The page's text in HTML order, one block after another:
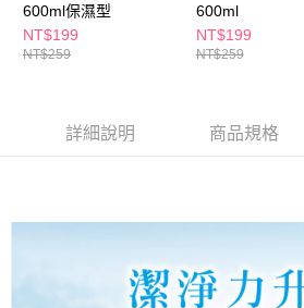
１．透過由恩沛科技股份有限公司提供之「
易，需依本服務之必要範圍內提供個人資料，並
權轉讓予恩沛科技股份有限公司。
「AFTEE先享後付」，若未經同意申辦者引起
５．嚴禁一人註冊多個帳號或使用他人資訊註
每筆NT$65，滿NT$490(含以上)免運費
付款後7-11取貨
宅配(本島)
每筆NT$80，滿NT$290(含以上)免運費
600ml保濕型
NT$199
NT$259
600ml
NT$199
NT$259
詳細說明 商品規格